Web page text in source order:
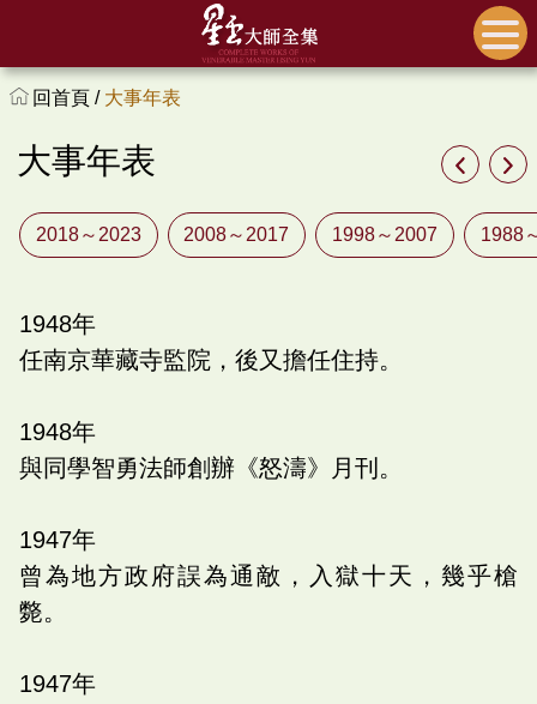
回首頁 / 大事年表
大事年表
2018～2023 2008～2017 1998～2007 1988
1948年
任南京華藏寺監院，後又擔任住持。
1948年
與同學智勇法師創辦《怒濤》月刊。
1947年
曾為地方政府誤為通敵，入獄十天，幾乎槍
斃。
1947年